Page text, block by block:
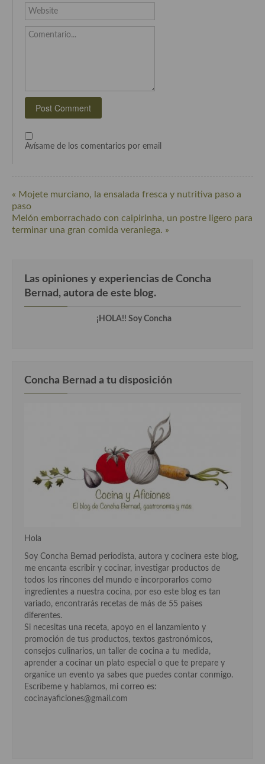
Cocina Castellana
Cocina Castilla – La Mancha
Cocina Gallega
Cocina Murciana
Cocina Riojana
Cocina Valenciana
Cocina Alemana
Cocina Bulgara
Cocina de Ucrania
Cocina Eslovena
Cocina Hungara
Cocina Italiana
Cocina Luxemburgo
Cocina Polaca
Website
Comentario...
Avísame de los comentarios por email
« Mojete murciano, la ensalada fresca y nutritiva paso a
paso
Melón emborrachado con caipirinha, un postre ligero para
terminar una gran comida veraniega. »
Las opiniones y experiencias de Concha
Bernad, autora de este blog.
¡HOLA!! Soy Concha
Concha Bernad a tu disposición
Hola
Soy Concha Bernad periodista, autora y cocinera este blog,
me encanta escribir y cocinar, investigar productos de
todos los rincones del mundo e incorporarlos como
ingredientes a nuestra cocina, por eso este blog es tan
variado, encontrarás recetas de más de 55 países
diferentes.
Si necesitas una receta, apoyo en el lanzamiento y
promoción de tus productos, textos gastronómicos,
consejos culinarios, un taller de cocina a tu medida,
aprender a cocinar un plato especial o que te prepare y
organice un evento ya sabes que puedes contar conmigo.
Escríbeme y hablamos, mi correo es:
cocinayaficiones@gmail.com